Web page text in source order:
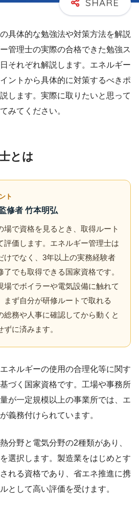
具体的な勉強法や対策方法を解説
管理士の実際の合格できた勉強ス
それぞれ解説します。エネルギー
ントから具体的に対策するべきポ
します。実際に取りたいと思って
みてください。
とは
ト
修者 竹本明弘
場で資格を見るとき、取得ルート
評価します。エネルギー管理士は
けでなく、3年以上の実務経験者
了でも取得できる国家資格です。
場でボイラーや電気設備に触れて
まず自分が研修ルートで取れる
総務や人事に確認してから動くと
ずに済みます。
ネルギーの使用の合理化等に関す
づく国家資格です。工場や事務所
が一定規模以上の事業所では、エ
義務付けられています。
分野と電気分野の2種類があり、
選択します。製造業をはじめとす
れる資格であり、省エネ推進に携
として高い評価を受けます。